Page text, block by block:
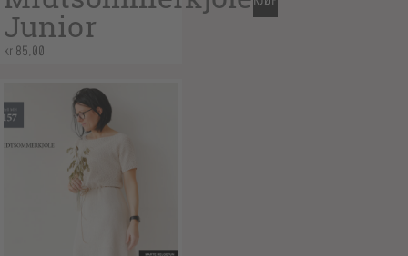
Junior
kr 85,00